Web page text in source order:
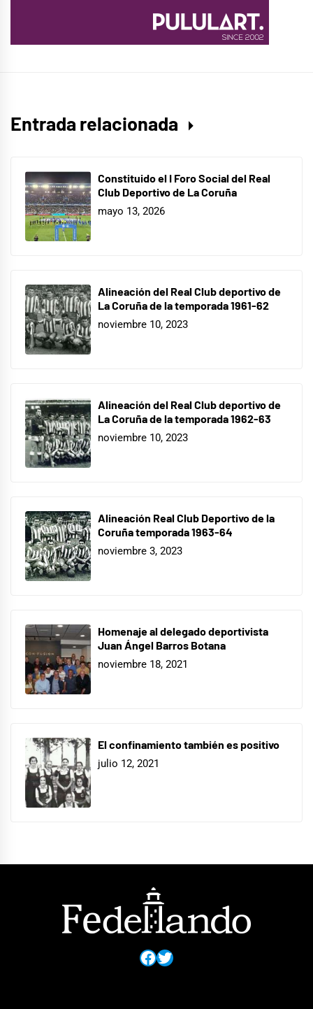
Entrada relacionada
Constituido el I Foro Social del Real
Club Deportivo de La Coruña
mayo 13, 2026
Alineación del Real Club deportivo de
La Coruña de la temporada 1961-62
noviembre 10, 2023
Alineación del Real Club deportivo de
La Coruña de la temporada 1962-63
noviembre 10, 2023
Alineación Real Club Deportivo de la
Coruña temporada 1963-64
noviembre 3, 2023
Homenaje al delegado deportivista
Juan Ángel Barros Botana
noviembre 18, 2021
El confinamiento también es positivo
julio 12, 2021
Facebook
Twitter